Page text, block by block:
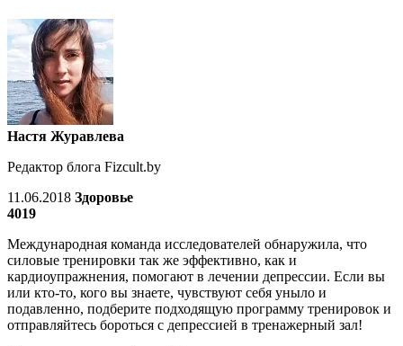
Настя Журавлева
Редактор блога Fizcult.by
11.06.2018 Здоровье
4019
Международная команда исследователей обнаружила, что
силовые тренировки так же эффективно, как и
кардиоупражнения, помогают в лечении депрессии. Если вы
или кто-то, кого вы знаете, чувствуют себя уныло и
подавленно, подберите подходящую программу тренировок и
отправляйтесь бороться с депрессией в тренажерный зал!